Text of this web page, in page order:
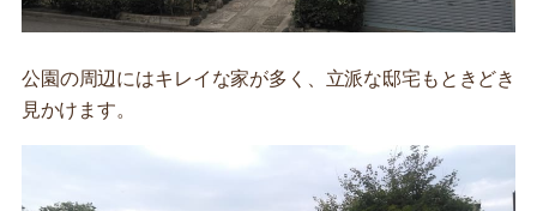
公園の周辺にはキレイな家が多く、立派な邸宅もときどき
見かけます。